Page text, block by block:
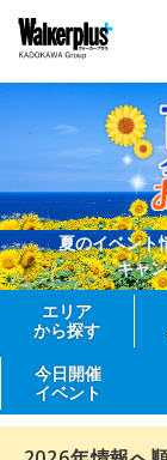
夏のイベント
キャ
エリア
から探す
今日開催
イベント